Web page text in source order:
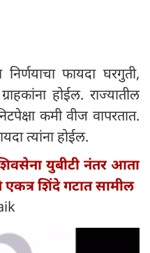
फायदा घरगुती,
होईल. राज्यातील
कमी वीज वापरतात.
त्यांना होईल.
युबीटी नंतर आता
एकत्र शिंदे गटात सामील